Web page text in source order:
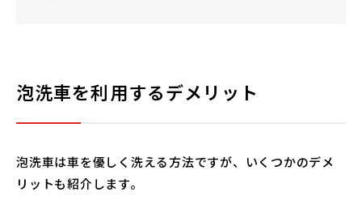
泡洗車を利用するデメリット
泡洗車は車を優しく洗える方法ですが、いくつかのデメ
リットも紹介します。